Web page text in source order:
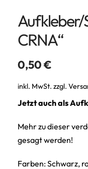
Aufkleber/
CRNA“
0,50€
inkl. MwSt. zzgl.
Jetzt auch als
Mehr zu dieser
gesagt werden!
Farben: Schwarz,